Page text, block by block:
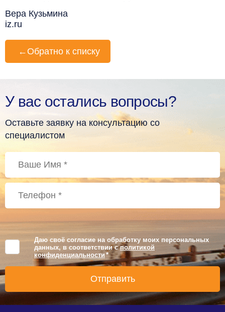
Вера Кузьмина
iz.ru
← Обратно к списку
У вас остались вопросы?
Оставьте заявку на консультацию со
специалистом
Даю своё согласие на обработку моих персональных
данных, в соответствии сполитикой
конфиденциальности *